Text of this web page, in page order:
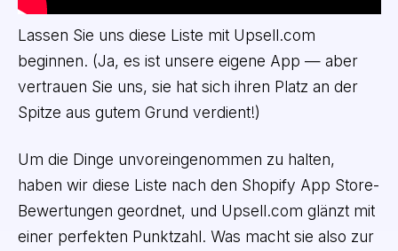
Lassen Sie uns diese Liste mit Upsell.com
beginnen. (Ja, es ist unsere eigene App — aber
vertrauen Sie uns, sie hat sich ihren Platz an der
Spitze aus gutem Grund verdient!)
Um die Dinge unvoreingenommen zu halten,
haben wir diese Liste nach den Shopify App Store-
Bewertungen geordnet, und Upsell.com glänzt mit
einer perfekten Punktzahl. Was macht sie also zur